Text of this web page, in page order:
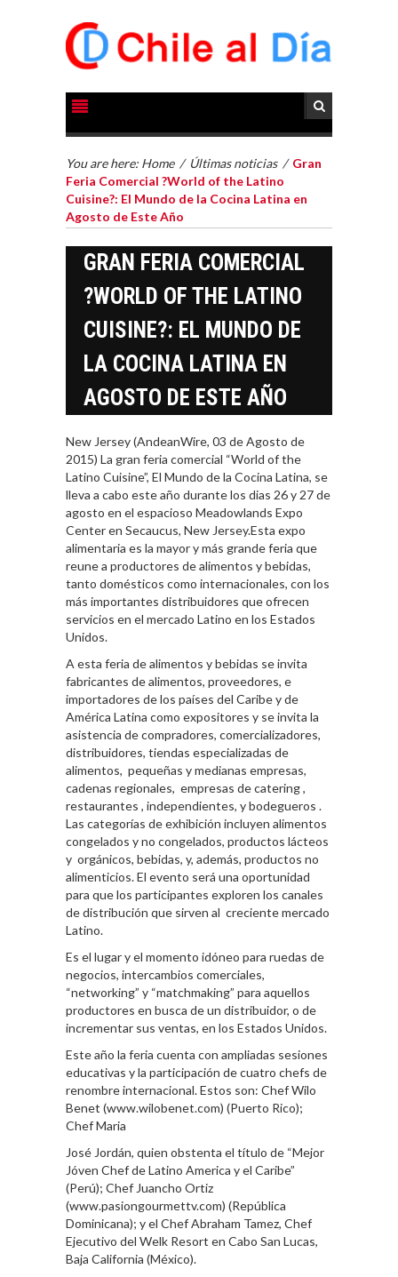
You are here: Home / Últimas noticias / Gran
Feria Comercial ?World of the Latino
Cuisine?: El Mundo de la Cocina Latina en
Agosto de Este Año
GRAN FERIA COMERCIAL
?WORLD OF THE LATINO
CUISINE?: EL MUNDO DE
LA COCINA LATINA EN
AGOSTO DE ESTE AÑO
New Jersey (AndeanWire, 03 de Agosto de
2015) La gran feria comercial “World of the
Latino Cuisine”, El Mundo de la Cocina Latina, se
lleva a cabo este año durante los dias 26 y 27 de
agosto en el espacioso Meadowlands Expo
Center en Secaucus, New Jersey.Esta expo
alimentaria es la mayor y más grande feria que
reune a productores de alimentos y bebidas,
tanto domésticos como internacionales, con los
más importantes distribuidores que ofrecen
servicios en el mercado Latino en los Estados
Unidos.
A esta feria de alimentos y bebidas se invita
fabricantes de alimentos, proveedores, e
importadores de los países del Caribe y de
América Latina como expositores y se invita la
asistencia de compradores, comercializadores,
distribuidores, tiendas especializadas de
alimentos, pequeñas y medianas empresas,
cadenas regionales, empresas de catering ,
restaurantes , independientes, y bodegueros .
Las categorías de exhibición incluyen alimentos
congelados y no congelados, productos lácteos
y orgánicos, bebidas, y, además, productos no
alimenticios. El evento será una oportunidad
para que los participantes exploren los canales
de distribución que sirven al creciente mercado
Latino.
Es el lugar y el momento idóneo para ruedas de
negocios, intercambios comerciales,
“networking” y “matchmaking” para aquellos
productores en busca de un distribuidor, o de
incrementar sus ventas, en los Estados Unidos.
Este año la feria cuenta con ampliadas sesiones
educativas y la participación de cuatro chefs de
renombre internacional. Estos son: Chef Wilo
Benet (www.wilobenet.com) (Puerto Rico);
Chef Maria
José Jordán, quien obstenta el título de “Mejor
Jóven Chef de Latino America y el Caribe”
(Perú); Chef Juancho Ortiz
(www.pasiongourmettv.com) (República
Dominicana); y el Chef Abraham Tamez, Chef
Ejecutivo del Welk Resort en Cabo San Lucas,
Baja California (México).